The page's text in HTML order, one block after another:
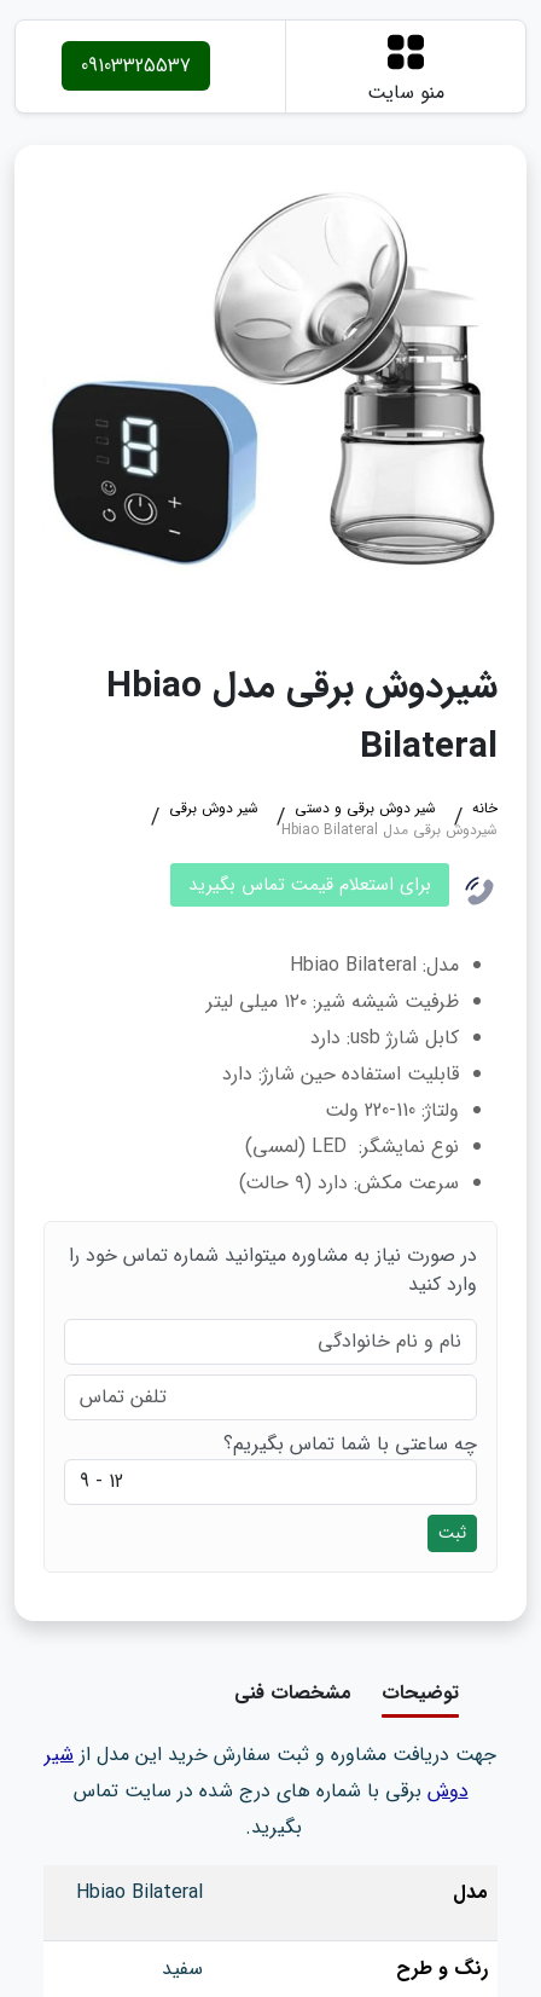
منو سایت
09103325537
شیردوش برقی مدل Hbiao
Bilateral
خانه شیر دوش برقی و دستی
شیر دوش برقی
شیردوش برقی مدل Hbiao Bilateral
برای استعلام قیمت تماس بگیرید
مدل: Hbiao Bilateral
ظرفیت شیشه‌ شیر: ۱۲۰ میلی‌ لیتر
کابل شارژ usb: دارد
قابلیت استفاده حین شارژ: دارد
ولتاژ: 110-220 ولت
نوع نمایشگر: LED (لمسی)
سرعت مکش: دارد (۹ حالت)
در صورت نیاز به مشاوره میتوانید شماره تماس خود را
وارد کنید
چه ساعتی با شما تماس بگیریم؟
ثبت
توضیحات مشخصات فنی
جهت دریافت مشاوره و ثبت سفارش خرید این مدل از شیر
دوش برقی با شماره های درج شده در سایت تماس
بگیرید.
مدل Hbiao Bilateral
رنگ و طرح سفید